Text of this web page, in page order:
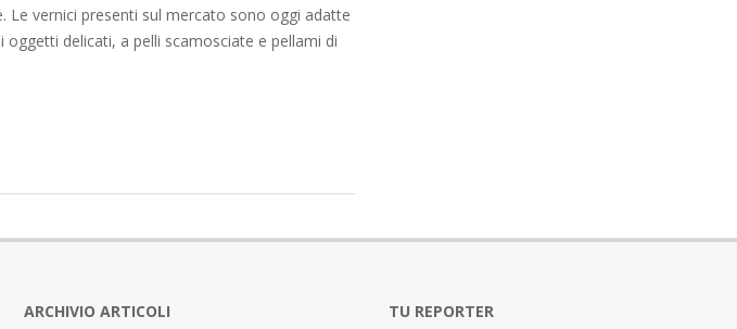
Le vernici presenti sul mercato sono oggi adatte
delicati, a pelli scamosciate e pellami di
ARCHIVIO ARTICOLI
TU REPORTER